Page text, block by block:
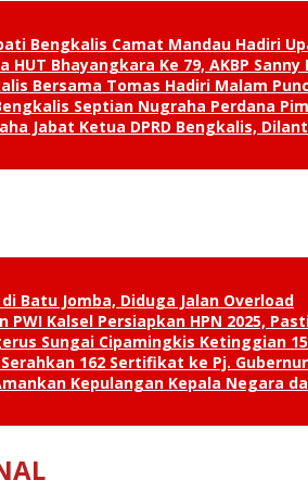
Bengkalis Camat Mandau Hadiri
HUT Bhayangkara Ke 79, AKBP
Bersama Tomas Hadiri Malam
Septian Nugraha Perdana
Jabat Ketua DPRD Bengkalis,
Batu Jomba, Diduga Jalan Overload
PWI Kalsel Persiapkan HPN 2025,
Sungai Cipamingkis Ketinggian
162 Sertifikat ke Pj. Gubernur
Kepulangan Kepala Negara